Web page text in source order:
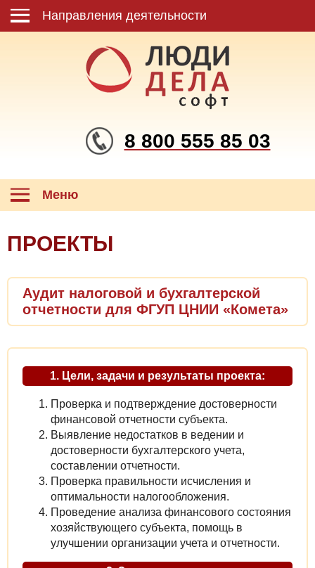
Направления деятельности
8 800 555 85 03
Меню
ПРОЕКТЫ
Аудит налоговой и бухгалтерской
отчетности для ФГУП ЦНИИ «Комета»
1. Цели, задачи и результаты проекта:
Проверка и подтверждение достоверности
финансовой отчетности субъекта.
Выявление недостатков в ведении и
достоверности бухгалтерского учета,
составлении отчетности.
Проверка правильности исчисления и
оптимальности налогообложения.
Проведение анализа финансового состояния
хозяйствующего субъекта, помощь в
улучшении организации учета и отчетности.